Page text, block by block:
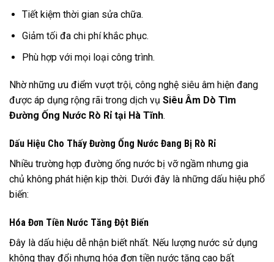
Tiết kiệm thời gian sửa chữa.
Giảm tối đa chi phí khắc phục.
Phù hợp với mọi loại công trình.
Nhờ những ưu điểm vượt trội, công nghệ siêu âm hiện đang
được áp dụng rộng rãi trong dịch vụ Siêu Âm Dò Tìm
Đường Ống Nước Rò Rỉ tại Hà Tĩnh.
Dấu Hiệu Cho Thấy Đường Ống Nước Đang Bị Rò Rỉ
Nhiều trường hợp đường ống nước bị vỡ ngầm nhưng gia
chủ không phát hiện kịp thời. Dưới đây là những dấu hiệu phổ
biến:
Hóa Đơn Tiền Nước Tăng Đột Biến
Đây là dấu hiệu dễ nhận biết nhất. Nếu lượng nước sử dụng
không thay đổi nhưng hóa đơn tiền nước tăng cao bất